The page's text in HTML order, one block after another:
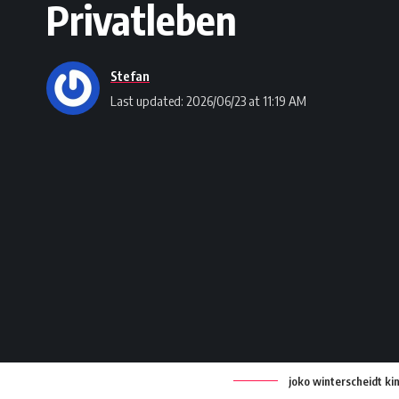
Privatleben
Last updated: 2026/06/23 at 11:19 AM
Stefan
joko winterscheidt